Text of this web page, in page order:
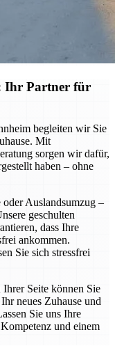
Ihr Partner für
begleiten wir Sie
Mit
sorgen wir dafür,
haben – ohne
Auslandsumzug –
geschulten
dass Ihre
ankommen.
Sie sich stressfrei
Seite können Sie
neues Zuhause und
Sie uns Ihre
und einem